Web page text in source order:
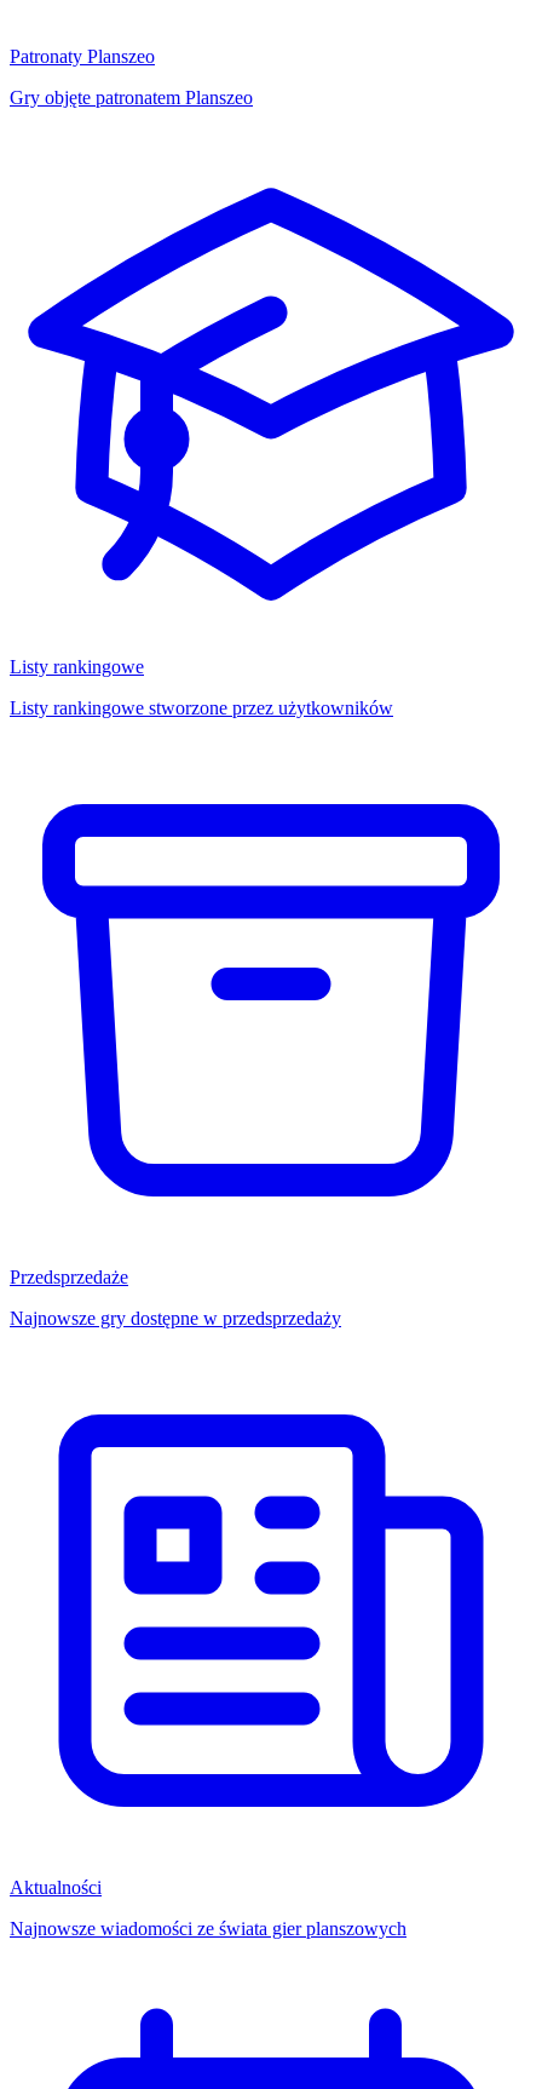
Patronaty Planszeo
Gry objęte patronatem Planszeo
Listy rankingowe
Listy rankingowe stworzone przez użytkowników
Przedsprzedaże
Najnowsze gry dostępne w przedsprzedaży
Aktualności
Najnowsze wiadomości ze świata gier planszowych